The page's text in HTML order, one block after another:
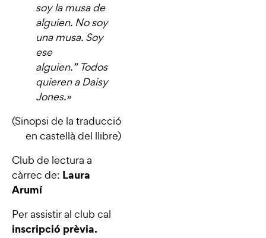
soy la musa de
alguien. No soy
una musa. Soy
ese
alguien.” Todos
quieren a Daisy
Jones.»
(Sinopsi de la traducció
en castellà del llibre)
Club de lectura a
càrrec de: Laura
Arumí
Per assistir al club cal
inscripció prèvia.